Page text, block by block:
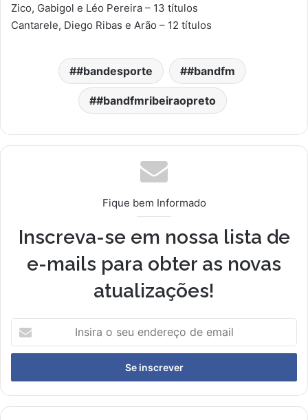
Zico, Gabigol e Léo Pereira – 13 títulos
Cantarele, Diego Ribas e Arão – 12 títulos
#bandesporte #bandfm
#bandfmribeiraopreto
Fique bem Informado
Inscreva-se em nossa lista de
e-mails para obter as novas
atualizações!
Insira
seu
de
email